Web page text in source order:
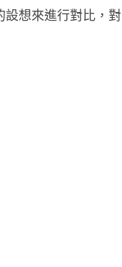
設想來進行對比，